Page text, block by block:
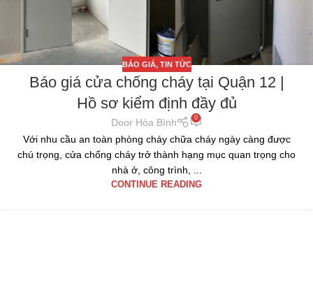
BÁO GIÁ, TIN TỨC
Báo giá cửa chống cháy tại Quận 12 |
Hồ sơ kiểm định đầy đủ
Door Hòa Bình 0
Với nhu cầu an toàn phòng cháy chữa cháy ngày càng được
chú trọng, cửa chống cháy trở thành hạng mục quan trọng cho
nhà ở, công trình, ...
CONTINUE READING